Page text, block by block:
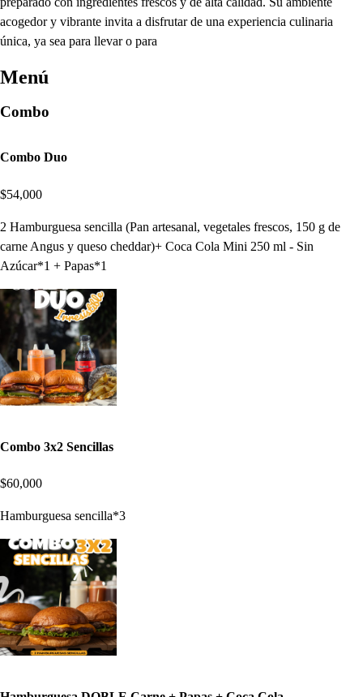
acogedor y vibrante invita a disfrutar de una experiencia culinaria
única, ya sea para llevar o para
Menú
Combo
Combo Duo
$54,000
2 Hamburguesa sencilla (Pan artesanal, vegetales frescos, 150 g de
carne Angus y queso cheddar)+ Coca Cola Mini 250 ml - Sin
Azúcar*1 + Papas*1
Combo 3x2 Sencillas
$60,000
Hamburguesa sencilla*3